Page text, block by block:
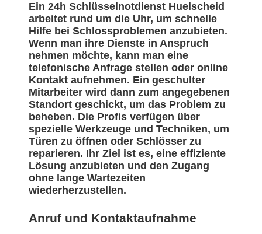
Ein 24h Schlüsselnotdienst Huelscheid
arbeitet rund um die Uhr, um schnelle
Hilfe bei Schlossproblemen anzubieten.
Wenn man ihre Dienste in Anspruch
nehmen möchte, kann man eine
telefonische Anfrage stellen oder online
Kontakt aufnehmen. Ein geschulter
Mitarbeiter wird dann zum angegebenen
Standort geschickt, um das Problem zu
beheben. Die Profis verfügen über
spezielle Werkzeuge und Techniken, um
Türen zu öffnen oder Schlösser zu
reparieren. Ihr Ziel ist es, eine effiziente
Lösung anzubieten und den Zugang
ohne lange Wartezeiten
wiederherzustellen.
Anruf und Kontaktaufnahme